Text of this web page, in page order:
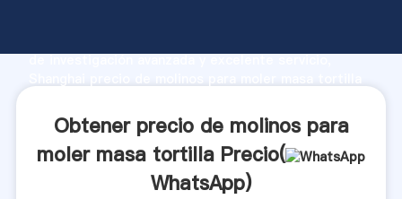
de investigación avanzada y excelente servicio,
clientes.Obtener precio de molinos para
moler masa tortilla Precio(
WhatsApp)